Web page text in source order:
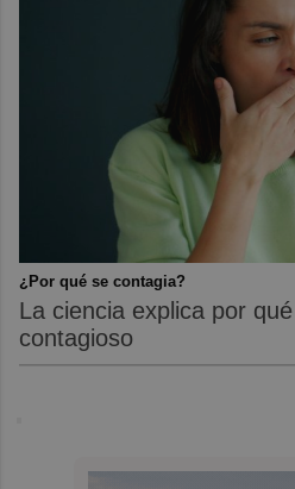
¿Por qué se contagia?
La ciencia explica por
contagioso